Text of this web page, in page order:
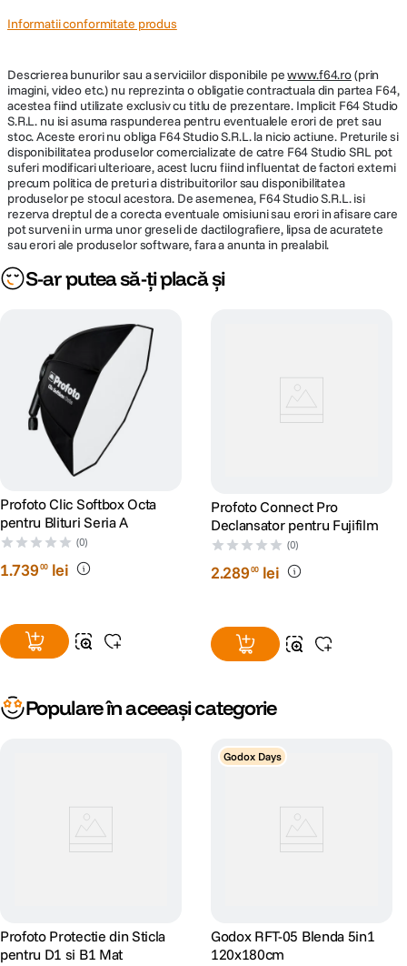
Informatii conformitate produs
Descrierea bunurilor sau a serviciilor disponibile pewww.f64.ro(prin
imagini, video etc.) nu reprezinta o obligatie contractuala din partea F64,
acestea fiind utilizate exclusiv cu titlu de prezentare. Implicit F64 Studio
S.R.L. nu isi asuma raspunderea pentru eventualele erori de pret sau
stoc. Aceste erori nu obliga F64 Studio S.R.L. la nicio actiune. Preturile si
disponibilitatea produselor comercializate de catre F64 Studio SRL pot
suferi modificari ulterioare, acest lucru fiind influentat de factori externi
precum politica de preturi a distribuitorilor sau disponibilitatea
produselor pe stocul acestora. De asemenea, F64 Studio S.R.L. isi
rezerva dreptul de a corecta eventuale omisiuni sau erori in afisare care
pot surveni in urma unor greseli de dactilografiere, lipsa de acuratete
sau erori ale produselor software, fara a anunta in prealabil.
S-ar putea să-ți placă și
Profoto Clic Softbox Octa
pentru Blituri Seria A
(0)
1.73900 lei
Profoto Connect Pro
Declansator pentru Fujifilm
(0)
2.28900 lei
Populare în aceeași categorie
Profoto Protectie din Sticla
pentru D1 si B1 Mat
Godox Days
Godox RFT-05 Blenda 5in1
120x180cm